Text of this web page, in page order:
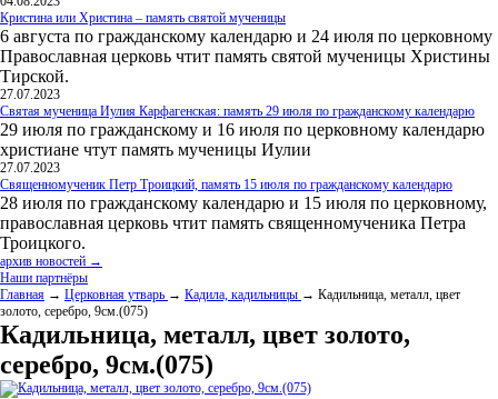
Кристина или Христина – память святой мученицы
6 августа по гражданскому календарю и 24 июля по церковному
Православная церковь чтит память святой мученицы Христины
Тирской.
27.07.2023
Святая мученица Иулия Карфагенская: память 29 июля по гражданскому календарю
29 июля по гражданскому и 16 июля по церковному календарю
христиане чтут память мученицы Иулии
27.07.2023
Священномученик Петр Троицкий, память 15 июля по гражданскому календарю
28 июля по гражданскому календарю и 15 июля по церковному,
православная церковь чтит память священномученика Петра
Троицкого.
архив новостей →
Наши партнёры
Главная → Церковная утварь → Кадила, кадильницы → Кадильница, металл, цвет
золото, серебро, 9см.(075)
Кадильница, металл, цвет золото,
серебро, 9см.(075)